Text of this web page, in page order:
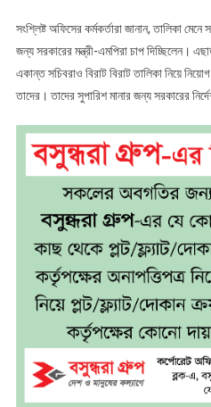
সংশ্লিষ্ট অফিসের কর্মকর্তারা জানান, তালিকা
জন্য সরকারের মন্ত্রী-এমপিরা চাপ দিচ্ছিলেন।
একান্ত সচিবরাও বিরাট বিরাট তালিকা নিয়ে
তাদের। তাদের সুপারিশ মানার জন্য সরকারের